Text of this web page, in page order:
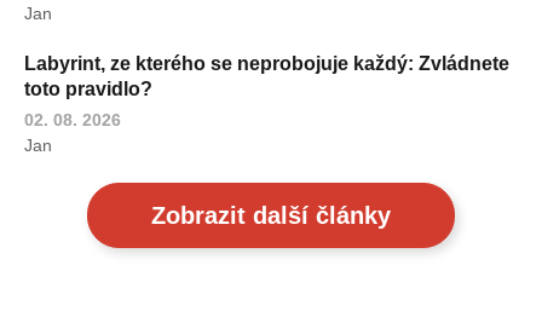
Jan
Labyrint, ze kterého se neprobojuje každý: Zvládnete
toto pravidlo?
02. 08. 2026
Jan
Zobrazit další články